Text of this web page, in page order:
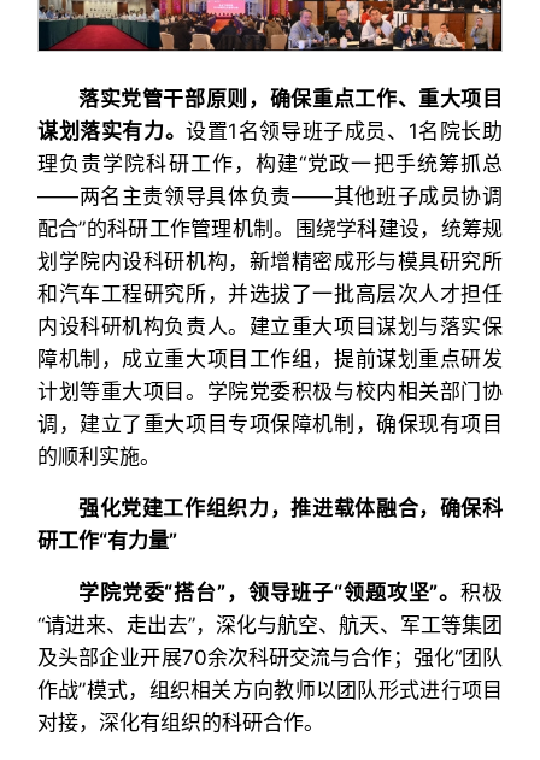
落实党管干部原则，确保重点工作、重大项目
谋划落实有力。设置1名领导班子成员、1名院长助
理负责学院科研工作，构建“党政一把手统筹抓总
——两名主责领导具体负责——其他班子成员协调
配合”的科研工作管理机制。围绕学科建设，统筹规
划学院内设科研机构，新增精密成形与模具研究所
和汽车工程研究所，并选拔了一批高层次人才担任
内设科研机构负责人。建立重大项目谋划与落实保
障机制，成立重大项目工作组，提前谋划重点研发
计划等重大项目。学院党委积极与校内相关部门协
调，建立了重大项目专项保障机制，确保现有项目
的顺利实施。
强化党建工作组织力，推进载体融合，确保科
研工作“有力量”
学院党委“搭台”，领导班子“领题攻坚”。积极
“请进来、走出去”，深化与航空、航天、军工等集团
及头部企业开展70余次科研交流与合作；强化“团队
作战”模式，组织相关方向教师以团队形式进行项目
对接，深化有组织的科研合作。